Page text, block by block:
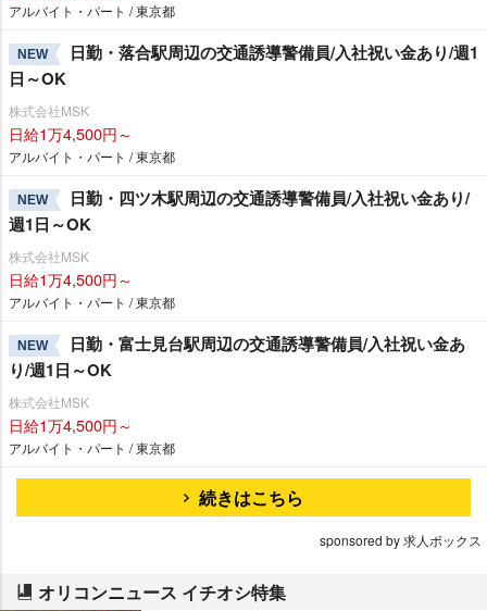
アルバイト・パート / 東京都
NEW
日勤・落合駅周辺の交通誘導警備員/入社祝い金あり/週1
日～OK
株式会社MSK
日給1万4,500円～
アルバイト・パート / 東京都
NEW
日勤・四ツ木駅周辺の交通誘導警備員/入社祝い金あり/
週1日～OK
株式会社MSK
日給1万4,500円～
アルバイト・パート / 東京都
NEW
日勤・富士見台駅周辺の交通誘導警備員/入社祝い金あ
り/週1日～OK
株式会社MSK
日給1万4,500円～
アルバイト・パート / 東京都
続きはこちら
sponsored by 求人ボックス
オリコンニュース イチオシ特集